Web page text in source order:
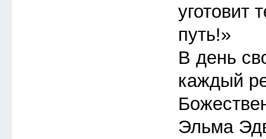
уготовит
путь!»
В день
каждый
Эльма